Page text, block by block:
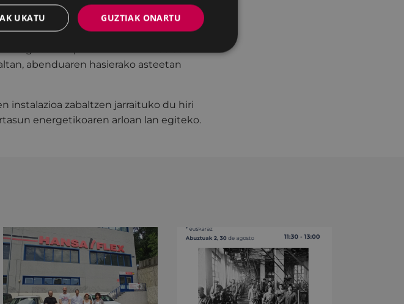
gutxiago dabiltzan guneetara zabaldu
kanpo geratzen diren lekuetara.
abenduaren hasierako asteetan
instalazioa zabaltzen jarraituko du hiri
energetikoaren arloan lan egiteko.
GUZTIAK ONARTU
UKATU